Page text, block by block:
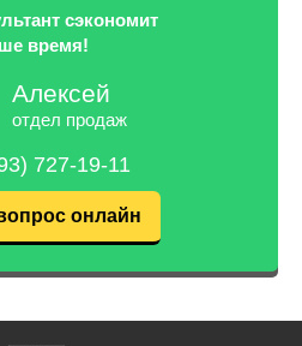
сэкономит
время!
Алексей
отдел продаж
727-19-11
онлайн